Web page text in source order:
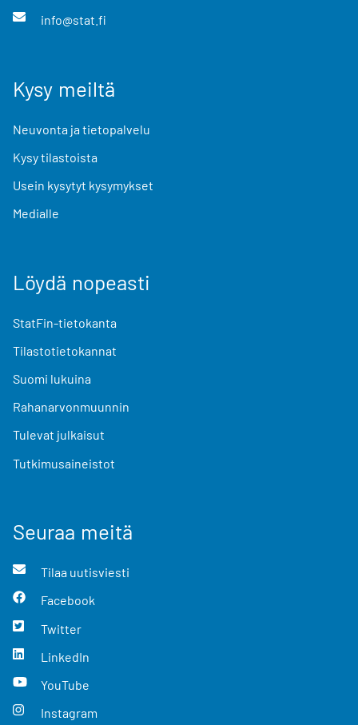
info@stat.fi
Kysy meiltä
Neuvonta ja tietopalvelu
Kysy tilastoista
Usein kysytyt kysymykset
Medialle
Löydä nopeasti
StatFin-tietokanta
Tilastotietokannat
Suomi lukuina
Rahanarvonmuunnin
Tulevat julkaisut
Tutkimusaineistot
Seuraa meitä
Tilaa uutisviesti
Facebook
Twitter
LinkedIn
YouTube
Instagram